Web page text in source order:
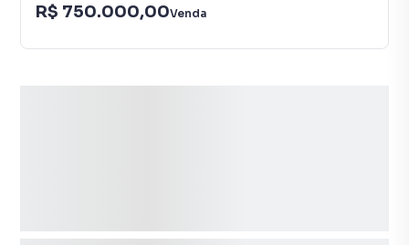
R$ 750.000,00Venda